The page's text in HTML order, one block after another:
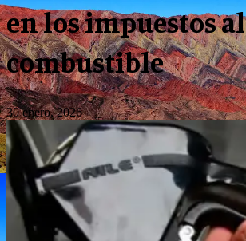
en los impuestos al
combustible
30 enero, 2026